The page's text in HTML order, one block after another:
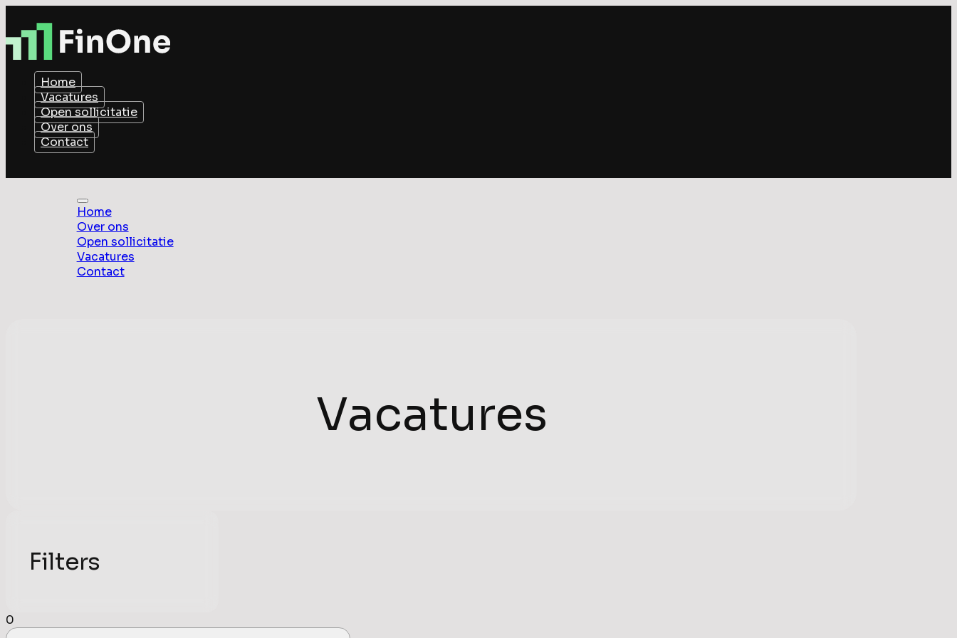
Home
Vacatures
Open sollicitatie
Over ons
Contact
Home
Over ons
Open sollicitatie
Vacatures
Contact
Vacatures
Filters
0